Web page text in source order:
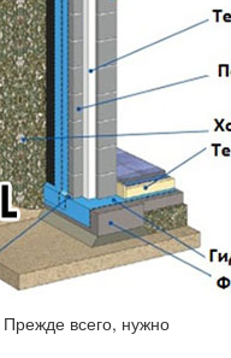
всего, нужно